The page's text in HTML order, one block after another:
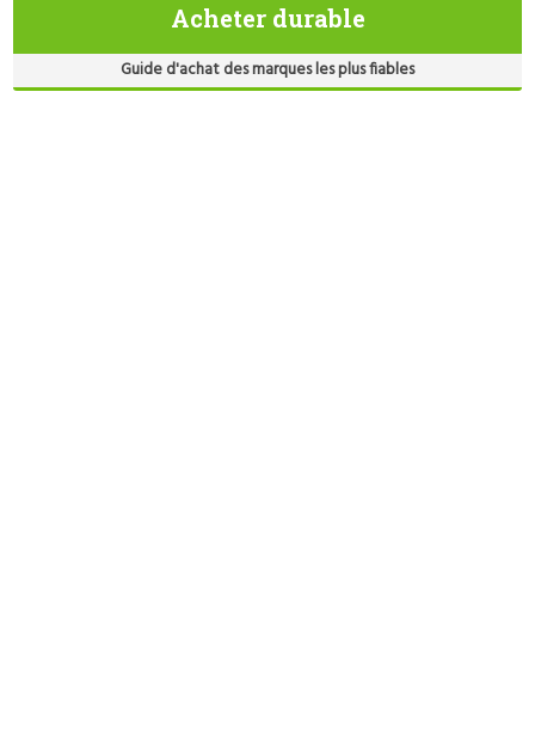
Acheter durable
Guide d'achat des marques les plus fiables